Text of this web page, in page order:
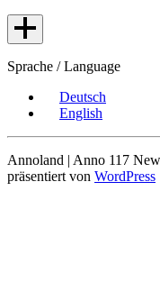
Sprache / Language
Deutsch
English
Annoland | Anno 117
präsentiert von WordPress